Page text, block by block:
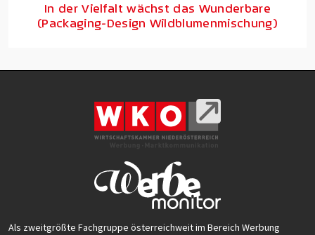
In der Vielfalt wächst das Wunderbare
(Packaging-Design Wildblumenmischung)
Als zweitgrößte Fachgruppe österreichweit im Bereich Werbung